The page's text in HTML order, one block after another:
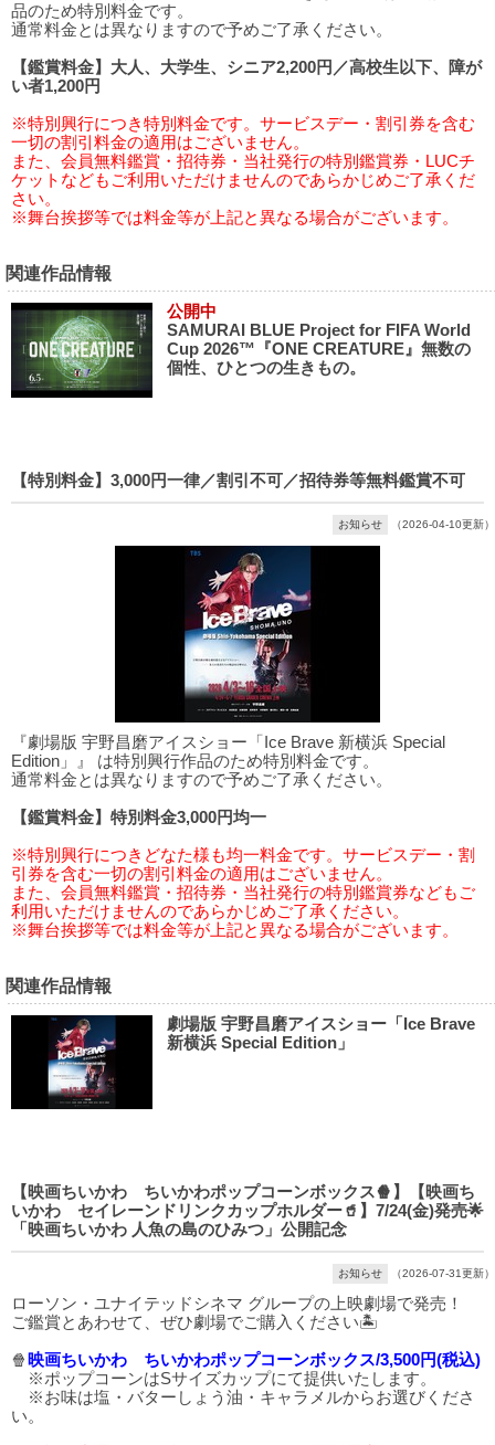
品のため特別料金です。
通常料金とは異なりますので予めご了承ください。
【鑑賞料金】大人、大学生、シニア2,200円／高校生以下、障が
い者1,200円
※特別興行につき特別料金です。サービスデー・割引券を含む
一切の割引料金の適用はございません。
また、会員無料鑑賞・招待券・当社発行の特別鑑賞券・LUCチ
ケットなどもご利用いただけませんのであらかじめご了承くだ
さい。
※舞台挨拶等では料金等が上記と異なる場合がございます。
関連作品情報
公開中
SAMURAI BLUE Project for FIFA World
Cup 2026™『ONE CREATURE』無数の
個性、ひとつの生きもの。
【特別料金】3,000円一律／割引不可／招待券等無料鑑賞不可
お知らせ （2026-04-10更新）
『劇場版 宇野昌磨アイスショー「Ice Brave 新横浜 Special
Edition」』 は特別興行作品のため特別料金です。
通常料金とは異なりますので予めご了承ください。
【鑑賞料金】特別料金3,000円均一
※特別興行につきどなた様も均一料金です。サービスデー・割
引券を含む一切の割引料金の適用はございません。
また、会員無料鑑賞・招待券・当社発行の特別鑑賞券などもご
利用いただけませんのであらかじめご了承ください。
※舞台挨拶等では料金等が上記と異なる場合がございます。
関連作品情報
劇場版 宇野昌磨アイスショー「Ice Brave
新横浜 Special Edition」
【映画ちいかわ ちいかわポップコーンボックス🍿】【映画ち
いかわ セイレーンドリンクカップホルダー🥤】7/24(金)発売🌟
「映画ちいかわ 人魚の島のひみつ」公開記念
お知らせ （2026-07-31更新）
ローソン・ユナイテッドシネマ グループの上映劇場で発売！
ご鑑賞とあわせて、ぜひ劇場でご購入ください🏝️
🍿映画ちいかわ ちいかわポップコーンボックス/3,500円(税込)
※ポップコーンはSサイズカップにて提供いたします。
※お味は塩・バターしょう油・キャラメルからお選びくださ
い。